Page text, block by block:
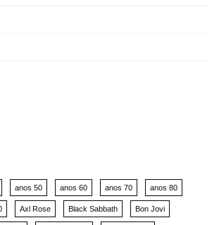
anos 50 anos 60 anos 70 anos 80
Axl Rose Black Sabbath Bon Jovi